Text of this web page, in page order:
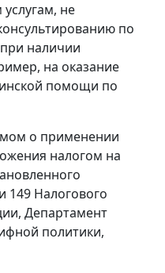
не
по
наличии
на оказание
помощи по
о применении
налогом на
149 Налогового
Департамент
политики,